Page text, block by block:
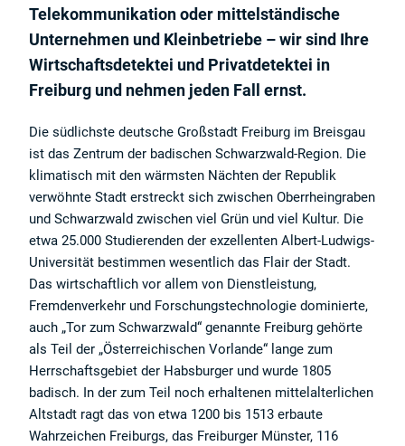
Telekommunikation oder mittelständische
Unternehmen und Kleinbetriebe – wir sind Ihre
Wirtschaftsdetektei und Privatdetektei in
Freiburg und nehmen jeden Fall ernst.
Die südlichste deutsche Großstadt Freiburg im Breisgau
ist das Zentrum der badischen Schwarzwald-Region. Die
klimatisch mit den wärmsten Nächten der Republik
verwöhnte Stadt erstreckt sich zwischen Oberrheingraben
und Schwarzwald zwischen viel Grün und viel Kultur. Die
etwa 25.000 Studierenden der exzellenten Albert-Ludwigs-
Universität bestimmen wesentlich das Flair der Stadt.
Das wirtschaftlich vor allem von Dienstleistung,
Fremdenverkehr und Forschungstechnologie dominierte,
auch „Tor zum Schwarzwald“ genannte Freiburg gehörte
als Teil der „Österreichischen Vorlande“ lange zum
Herrschaftsgebiet der Habsburger und wurde 1805
badisch. In der zum Teil noch erhaltenen mittelalterlichen
Altstadt ragt das von etwa 1200 bis 1513 erbaute
Wahrzeichen Freiburgs, das Freiburger Münster, 116